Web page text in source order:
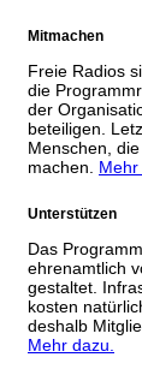
Mitmachen
Freie Radios
die
der
beteiligen.
Menschen,
machen. Mehr
Unterstützen
Das
ehrenamtlich
gestaltet.
kosten
deshalb
Mehr dazu.